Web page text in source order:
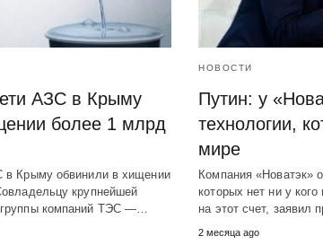
АЗС в Крыму
более 1 млрд
в Крыму обвинили в хищении
крупнейшей
компаний ТЭС —…
НОВОСТИ
Путин: у
технологии,
мире
Компания «Новатэк»
которых нет ни у
на этот счет, заявил
2 месяца ago